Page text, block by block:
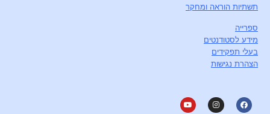
תשתיות הוראה ומחקר
ספרייה
מידע לסטודנטים
בעלי תפקידים
הצהרת נגישות